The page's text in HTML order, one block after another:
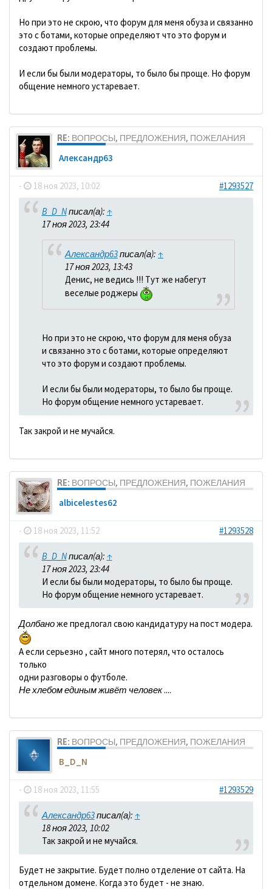
Но при это не скрою, что форум для меня обуза и связанно
это с ботами, которые определяют что это форум и
создают проблемы.
И если бы были модераторы, то было бы проще. Но форум
общение немного устаревает.
RE: ВОПРОСЫ, ПРЕДЛОЖЕНИЯ, ПОЖЕЛАНИЯ
Александр63
- 18 ноя 2023, 10:02 #1293527
B_D_Nписал(а): ↑
17 ноя 2023, 23:44
Александр63писал(а): ↑
17 ноя 2023, 13:43
Денис, не ведись !!! Тут же набегут
веселые роджеры
Но при это не скрою, что форум для меня обуза
и связанно это с ботами, которые определяют
что это форум и создают проблемы.
И если бы были модераторы, то было бы проще.
Но форум общение немного устаревает.
Так закрой и не мучайся.
RE: ВОПРОСЫ, ПРЕДЛОЖЕНИЯ, ПОЖЕЛАНИЯ
albicelestes62
- 18 ноя 2023, 11:52 #1293528
B_D_Nписал(а): ↑
17 ноя 2023, 23:44
И если бы были модераторы, то было бы проще.
Но форум общение немного устаревает.
Долбаноже предлогал свою кандидатуру на пост модера.
А если серьезно , сайт много потерял, что осталось
только
одни разговоры о футболе.
Не хлебом единым живёт человек....
RE: ВОПРОСЫ, ПРЕДЛОЖЕНИЯ, ПОЖЕЛАНИЯ
B_D_N
- 18 ноя 2023, 11:55 #1293529
Александр63писал(а): ↑
18 ноя 2023, 10:02
Так закрой и не мучайся.
Будет не закрытие. Будет полно отделение от сайта. На
отдельном домене. Когда это будет - не знаю.